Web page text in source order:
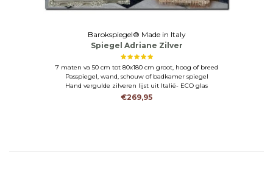
Barokspiegel® Made in Italy
Spiegel Adriane Zilver
7 maten va 50 cm tot 80x180 cm groot, hoog of breed
Passpiegel, wand, schouw of badkamer spiegel
Hand vergulde zilveren lijst uit Italië- ECO glas
€269,95